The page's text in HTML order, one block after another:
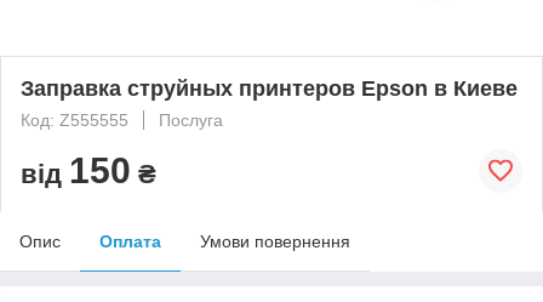
Заправка струйных принтеров Epson в Киеве
Код: Z555555 Послуга
від 150 ₴
Опис Оплата Умови повернення